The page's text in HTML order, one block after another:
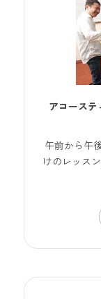
アコーステ
午前から午
けのレッス